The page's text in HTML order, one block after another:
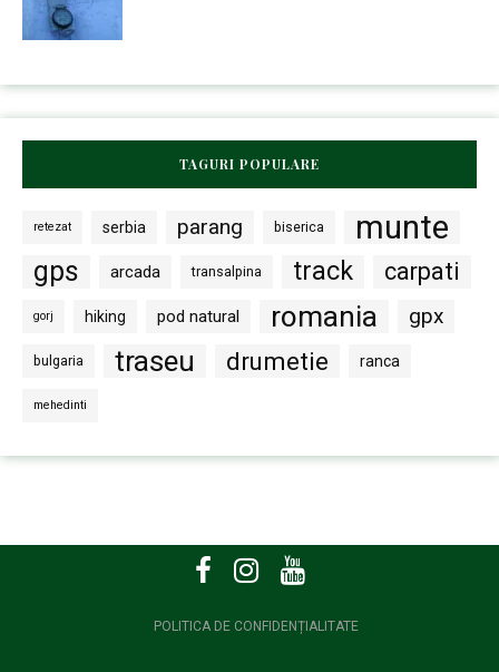
TAGURI POPULARE
retezat serbia parang biserica munte
gps arcada transalpina track carpati
gorj hiking pod natural romania gpx
bulgaria traseu drumetie ranca
mehedinti
POLITICA DE CONFIDENȚIALITATE